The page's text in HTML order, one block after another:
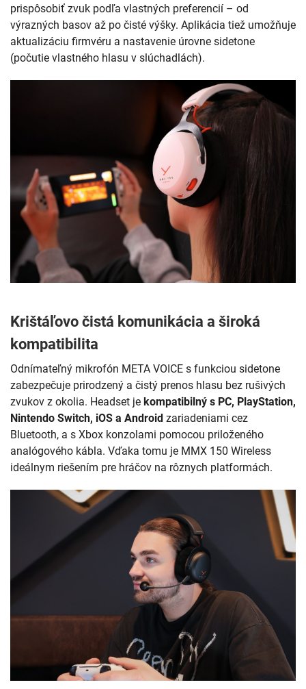
prispôsobiť zvuk podľa vlastných preferencií – od
výrazných basov až po čisté výšky. Aplikácia tiež umožňuje
aktualizáciu firmvéru a nastavenie úrovne sidetone
(počutie vlastného hlasu v slúchadlách).
Krištáľovo čistá komunikácia a široká
kompatibilita
Odnímateľný mikrofón META VOICE s funkciou sidetone
zabezpečuje prirodzený a čistý prenos hlasu bez rušivých
zvukov z okolia. Headset je kompatibilný s PC, PlayStation,
Nintendo Switch, iOS a Android zariadeniami cez
Bluetooth, a s Xbox konzolami pomocou priloženého
analógového kábla. Vďaka tomu je MMX 150 Wireless
ideálnym riešením pre hráčov na rôznych platformách.